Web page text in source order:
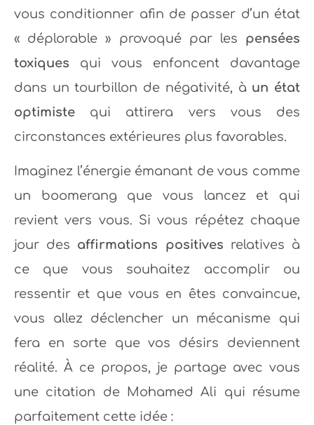
vous conditionner afin de passer d’un état
« déplorable » provoqué par les pensées
toxiques qui vous enfoncent davantage
dans un tourbillon de négativité, à un état
optimiste qui attirera vers vous des
circonstances extérieures plus favorables.
Imaginez l’énergie émanant de vous comme
un boomerang que vous lancez et qui
revient vers vous. Si vous répétez chaque
jour des affirmations positives relatives à
ce que vous souhaitez accomplir ou
ressentir et que vous en êtes convaincue,
vous allez déclencher un mécanisme qui
fera en sorte que vos désirs deviennent
réalité. À ce propos, je partage avec vous
une citation de Mohamed Ali qui résume
parfaitement cette idée :